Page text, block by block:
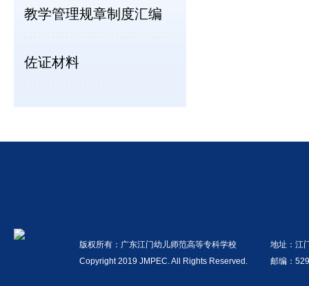
教学管理规章制度汇编
佐证材料
版权所有：广东江门幼儿师范高等专科学校
地址：江
Copyright 2019 JMPEC. All Rights Reserved.
邮编：